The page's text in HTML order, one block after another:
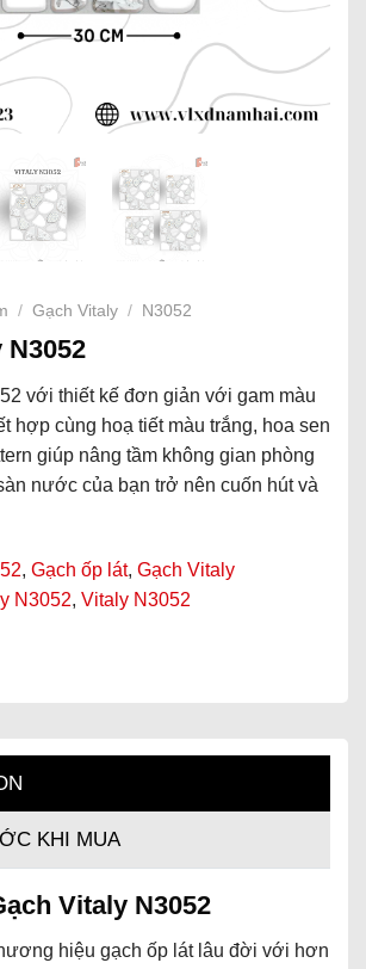
/ Gạch Vitaly / N3052
N3052
với thiết kế đơn giản với gam màu
hợp cùng hoạ tiết màu trắng, hoa sen
giúp nâng tầm không gian phòng
nước của bạn trở nên cuốn hút và
, Gạch ốp lát, Gạch Vitaly
N3052, Vitaly N3052
KHI MUA
Vitaly N3052
hiệu gạch ốp lát lâu đời với hơn